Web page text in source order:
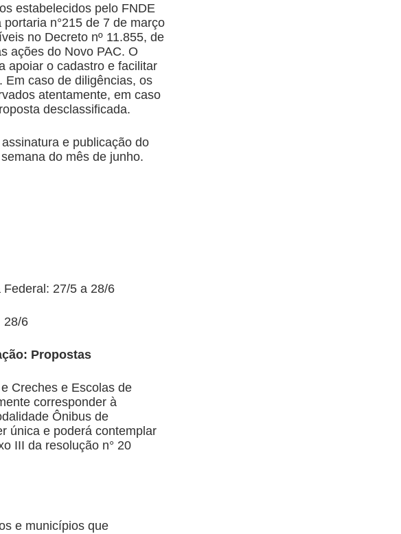
estabelecidos pelo FNDE
n°215 de 7 de março
no Decreto nº 11.855, de
ações do Novo PAC. O
apoiar o cadastro e facilitar
Em caso de diligências, os
atentamente, em caso
desclassificada.
e publicação do
do mês de junho.
27/5 a 28/6
28/6
Propostas
Creches e Escolas de
corresponder à
Ônibus de
única e poderá contemplar
III da resolução n° 20
e municípios que